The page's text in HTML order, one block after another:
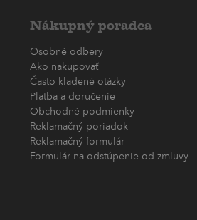
Nákupný poradca
Osobné odbery
Ako nakupovať
Často kladené otázky
Platba a doručenie
Obchodné podmienky
Reklamačný poriadok
Reklamačný formulár
Formulár na odstúpenie od zmluvy